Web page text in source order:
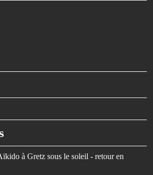
à Gretz sous le soleil - retour en